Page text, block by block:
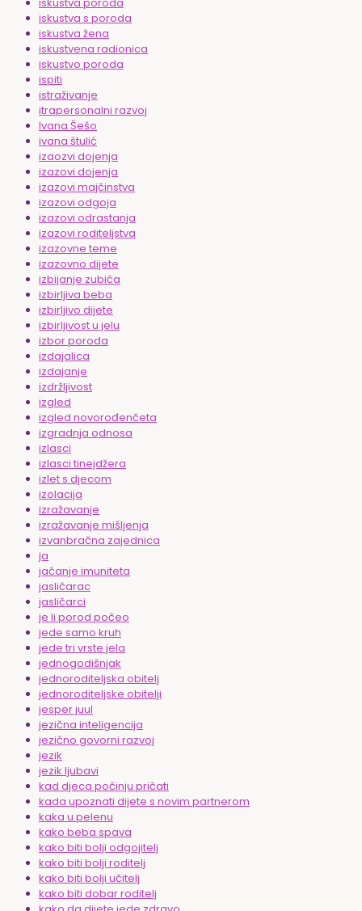
iskustva s poroda
iskustva žena
iskustvena radionica
iskustvo poroda
ispiti
istraživanje
itrapersonalni razvoj
Ivana Šešo
ivana štulić
izaozvi dojenja
izazovi dojenja
izazovi majčinstva
izazovi odgoja
izazovi odrastanja
izazovi roditeljstva
izazovne teme
izazovno dijete
izbijanje zubića
izbirljiva beba
izbirljivo dijete
izbirljivost u jelu
izbor poroda
izdajalica
izdajanje
izdržljivost
izgled
izgled novorođenčeta
izgradnja odnosa
izlasci
izlasci tinejdžera
izlet s djecom
izolacija
izražavanje
izražavanje mišljenja
izvanbračna zajednica
ja
jačanje imuniteta
jasličarac
jasličarci
je li porod počeo
jede samo kruh
jede tri vrste jela
jednogodišnjak
jednoroditeljska obitelj
jednoroditeljske obitelji
jesper juul
jezična inteligencija
jezično govorni razvoj
jezik
jezik ljubavi
kad djeca počinju pričati
kada upoznati dijete s novim partnerom
kaka u pelenu
kako beba spava
kako biti bolji odgojitelj
kako biti bolji roditelj
kako biti bolji učitelj
kako biti dobar roditelj